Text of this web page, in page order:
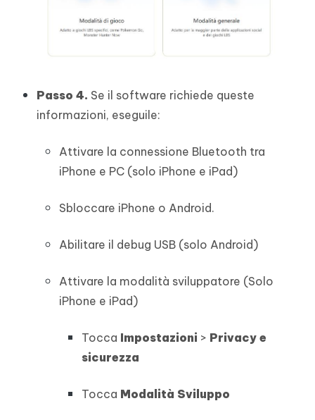
Passo 4. Se il software richiede queste
informazioni, eseguile:
Attivare la connessione Bluetooth tra
iPhone e PC (solo iPhone e iPad)
Sbloccare iPhone o Android.
Abilitare il debug USB (solo Android)
Attivare la modalità sviluppatore (Solo
iPhone e iPad)
Tocca Impostazioni > Privacy e
sicurezza
Tocca Modalità Sviluppo